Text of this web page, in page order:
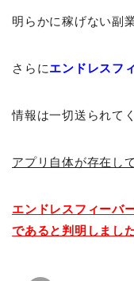
明らかに稼げない副
さらにエンドレスフ
情報は一切送られて
アプリ自体が存在し
エンドレスフィーバ
であると判明しました